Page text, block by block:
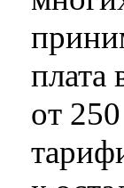
плата
от